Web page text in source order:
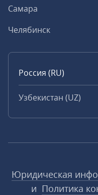
Самара
Челябинск
Россия (RU)
Узбекистан (UZ)
Юридическая
и Политика